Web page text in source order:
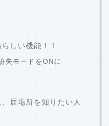
しい機能！！
失モードをONに
居場所を知りたい人